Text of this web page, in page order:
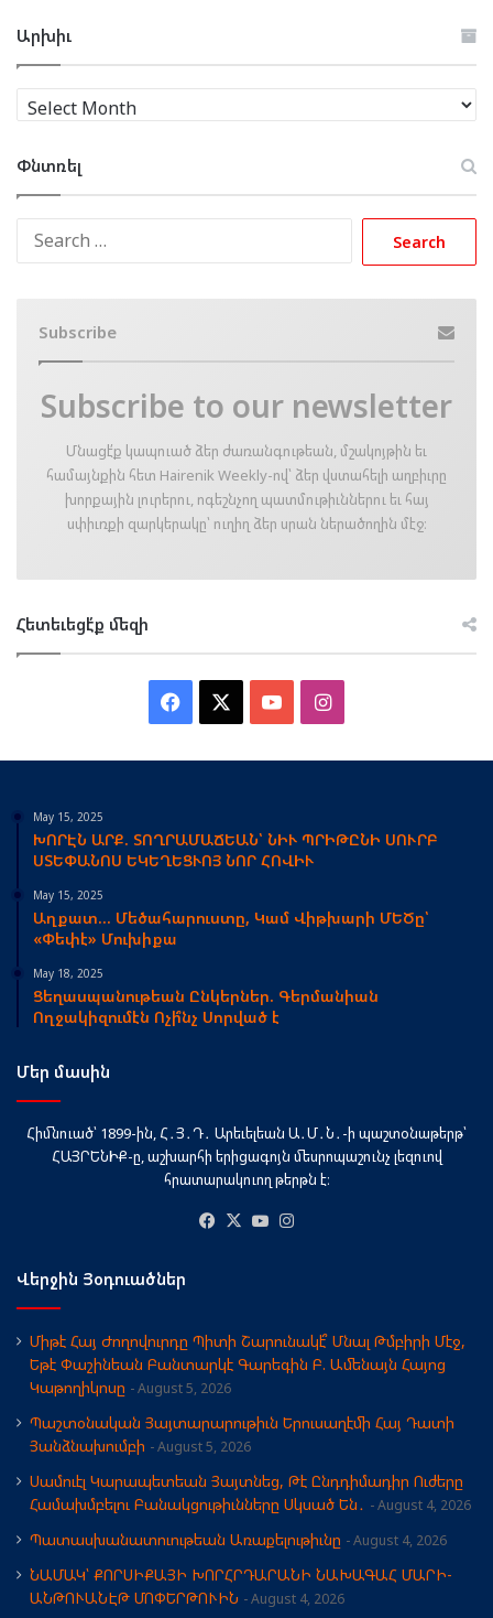
Արխիւ
Արխիւ
Փնտռել
Subscribe
Subscribe to our newsletter
Մնացէ՛ք կապուած ձեր ժառանգութեան, մշակոյթին եւ
համայնքին հետ Hairenik Weekly-ով՝ ձեր վստահելի աղբիւրը
խորքային լուրերու, ոգեշնչող պատմութիւններու եւ հայ
սփիւռքի զարկերակը՝ ուղիղ ձեր սրան ներածողին մէջ։
Հետեւեցէ՛ք մեզի
Facebook YouTubeInstagram
May 15, 2025
ԽՈՐԷՆ ԱՐՔ. ՏՈՂՐԱՄԱՃԵԱՆ՝ ՆԻՒ ՊՐԻԹԸՆԻ ՍՈՒՐԲ
ՍՏԵՓԱՆՈՍ ԵԿԵՂԵՑՒՈՅ ՆՈՐ ՀՈՎԻՒ
May 15, 2025
Աղքատ… Մեծահարուստը, Կամ Վիթխարի ՄԵԾը՝
«Փեփէ» Մուխիքա
May 18, 2025
Ցեղասպանութեան Ընկերներ. Գերմանիան
Ողջակիզումէն Ոչի՞նչ Սորված է
Մեր մասին
Հիմնուած՝ 1899-ին, Հ․Յ․Դ․ Արեւելեան Ա․Մ․Ն․-ի պաշտօնաթերթ՝
ՀԱՅՐԵՆԻՔ-ը, աշխարհի երիցագոյն մեսրոպաշունչ լեզուով
հրատարակուող թերթն է։
Facebook
X YouTube
Վերջին Յօդուածներ
Միթէ Հայ Ժողովուրդը Պիտի Շարունակէ՞ Մնալ Թմբիրի Մէջ,
Եթէ Փաշինեան Բանտարկէ Գարեգին Բ. Ամենայն Հայոց
Կաթողիկոսը
August 5, 2026
Պաշտօնական Յայտարարութիւն Երուսաղէմի Հայ Դատի
Յանձնախումբի
August 5, 2026
Սամուէլ Կարապետեան Յայտնեց, Թէ Ընդդիմադիր Ուժերը
Համախմբելու Բանակցութիւնները Սկսած Են․
August 4, 2026
Պատասխանատուութեան Առաքելութիւնը August 4, 2026
ՆԱՄԱԿ՝ ՔՈՐՍԻՔԱՅԻ ԽՈՐՀՐԴԱՐԱՆԻ ՆԱԽԱԳԱՀ ՄԱՐԻ-
ԱՆԹՈՒԱՆԷԹ ՄՈՓԵՐԹՈՒԻՆ
August 4, 2026